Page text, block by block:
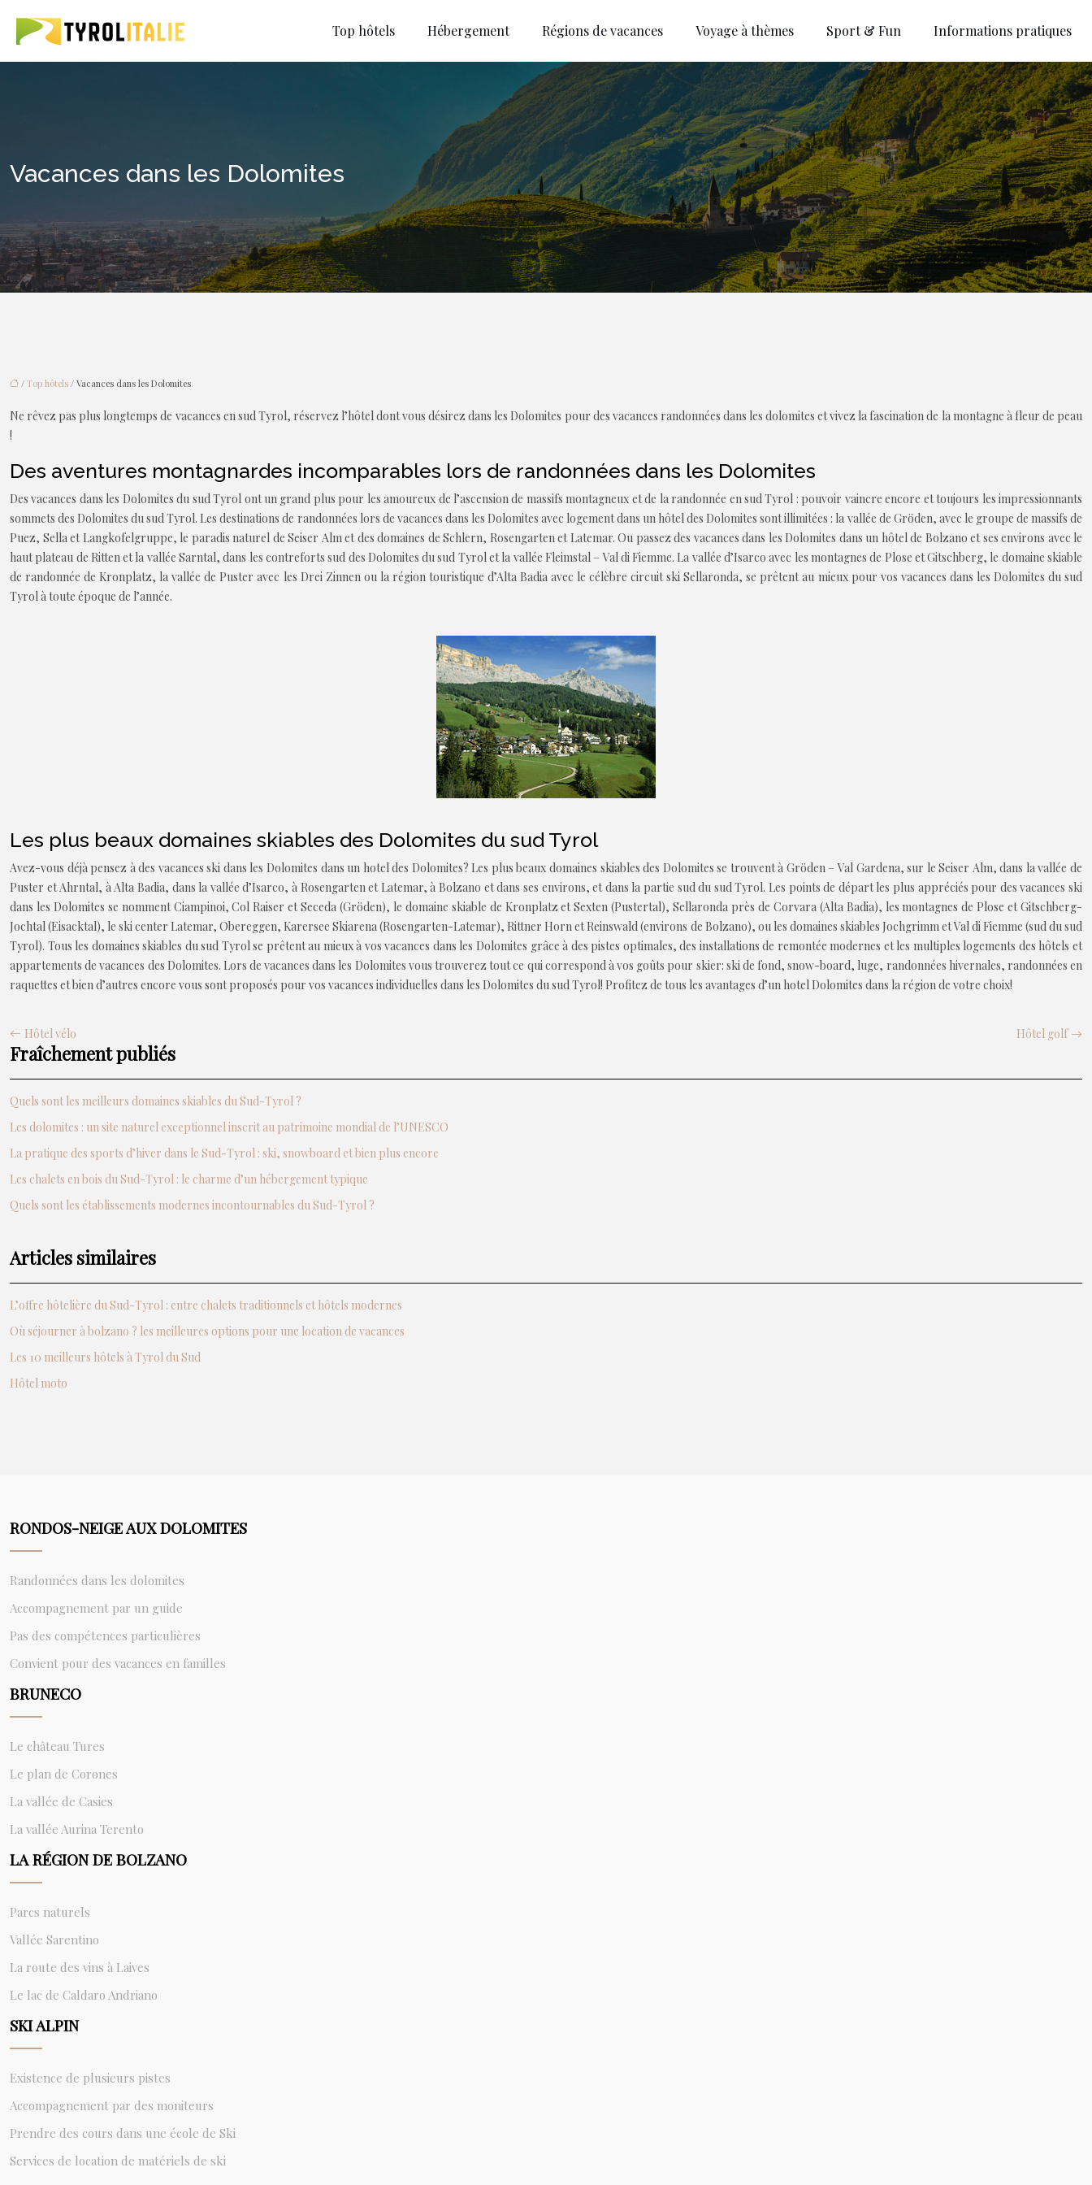
Top hôtels Hébergement Régions de vacances Voyage à thèmes Sport & Fun Informations pratiques
Vacances dans les Dolomites
/ Top hôtels / Vacances dans les Dolomites
Ne rêvez pas plus longtemps de vacances en sud Tyrol, réservez l’hôtel dont vous désirez dans les Dolomites pour des vacances randonnées dans les dolomites et vivez la fascination de la montagne à fleur de peau
!
Des aventures montagnardes incomparables lors de randonnées dans les Dolomites
Des vacances dans les Dolomites du sud Tyrol ont un grand plus pour les amoureux de l’ascension de massifs montagneux et de la randonnée en sud Tyrol : pouvoir vaincre encore et toujours les impressionnants
sommets des Dolomites du sud Tyrol. Les destinations de randonnées lors de vacances dans les Dolomites avec logement dans un hôtel des Dolomites sont illimitées : la vallée de Gröden, avec le groupe de massifs de
Puez, Sella et Langkofelgruppe, le paradis naturel de Seiser Alm et des domaines de Schlern, Rosengarten et Latemar. Ou passez des vacances dans les Dolomites dans un hôtel de Bolzano et ses environs avec le
haut plateau de Ritten et la vallée Sarntal, dans les contreforts sud des Dolomites du sud Tyrol et la vallée Fleimstal – Val di Fiemme. La vallée d’Isarco avec les montagnes de Plose et Gitschberg, le domaine skiable
de randonnée de Kronplatz, la vallée de Puster avec les Drei Zinnen ou la région touristique d’Alta Badia avec le célèbre circuit ski Sellaronda, se prêtent au mieux pour vos vacances dans les Dolomites du sud
Tyrol à toute époque de l’année.
Les plus beaux domaines skiables des Dolomites du sud Tyrol
Avez-vous déjà pensez à des vacances ski dans les Dolomites dans un hotel des Dolomites? Les plus beaux domaines skiables des Dolomites se trouvent à Gröden – Val Gardena, sur le Seiser Alm, dans la vallée de
Puster et Ahrntal, à Alta Badia, dans la vallée d’Isarco, à Rosengarten et Latemar, à Bolzano et dans ses environs, et dans la partie sud du sud Tyrol. Les points de départ les plus appréciés pour des vacances ski
dans les Dolomites se nomment Ciampinoi, Col Raiser et Seceda (Gröden), le domaine skiable de Kronplatz et Sexten (Pustertal), Sellaronda près de Corvara (Alta Badia), les montagnes de Plose et Gitschberg-
Jochtal (Eisacktal), le ski center Latemar, Obereggen, Karersee Skiarena (Rosengarten-Latemar), Rittner Horn et Reinswald (environs de Bolzano), ou les domaines skiables Jochgrimm et Val di Fiemme (sud du sud
Tyrol). Tous les domaines skiables du sud Tyrol se prêtent au mieux à vos vacances dans les Dolomites grâce à des pistes optimales, des installations de remontée modernes et les multiples logements des hôtels et
appartements de vacances des Dolomites. Lors de vacances dans les Dolomites vous trouverez tout ce qui correspond à vos goûts pour skier: ski de fond, snow-board, luge, randonnées hivernales, randonnées en
raquettes et bien d’autres encore vous sont proposés pour vos vacances individuelles dans les Dolomites du sud Tyrol! Profitez de tous les avantages d’un hotel Dolomites dans la région de votre choix!
Hôtel vélo Hôtel golf
Fraîchement publiés
Quels sont les meilleurs domaines skiables du Sud-Tyrol ?
Les dolomites : un site naturel exceptionnel inscrit au patrimoine mondial de l’UNESCO
La pratique des sports d’hiver dans le Sud-Tyrol : ski, snowboard et bien plus encore
Les chalets en bois du Sud-Tyrol : le charme d’un hébergement typique
Quels sont les établissements modernes incontournables du Sud-Tyrol ?
Articles similaires
L’offre hôtelière du Sud-Tyrol : entre chalets traditionnels et hôtels modernes
Où séjourner à bolzano ? les meilleures options pour une location de vacances
Les 10 meilleurs hôtels à Tyrol du Sud
Hôtel moto
RONDOS-NEIGE AUX DOLOMITES
Randonnées dans les dolomites
Accompagnement par un guide
Pas des compétences particulières
Convient pour des vacances en familles
BRUNECO
Le château Tures
Le plan de Corones
La vallée de Casies
La vallée Aurina Terento
LA RÉGION DE BOLZANO
Parcs naturels
Vallée Sarentino
La route des vins à Laives
Le lac de Caldaro Andriano
SKI ALPIN
Existence de plusieurs pistes
Accompagnement par des moniteurs
Prendre des cours dans une école de Ski
Services de location de matériels de ski